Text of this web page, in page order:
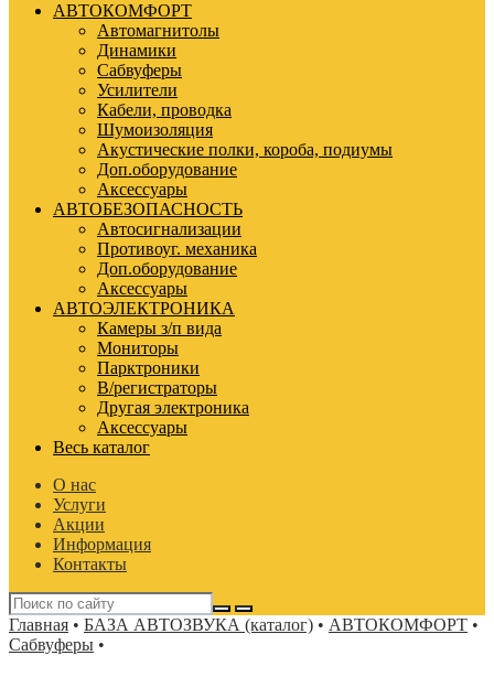
АВТОКОМФОРТ
Автомагнитолы
Динамики
Сабвуферы
Усилители
Кабели, проводка
Шумоизоляция
Акустические полки, короба, подиумы
Доп.оборудование
Аксессуары
АВТОБЕЗОПАСНОСТЬ
Автосигнализации
Противоуг. механика
Доп.оборудование
Аксессуары
АВТОЭЛЕКТРОНИКА
Камеры з/п вида
Мониторы
Парктроники
В/регистраторы
Другая электроника
Аксессуары
Весь каталог
О нас
Услуги
Акции
Информация
Контакты
Главная • БАЗА АВТОЗВУКА (каталог) • АВТОКОМФОРТ •
Сабвуферы •